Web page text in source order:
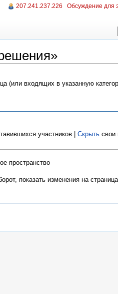
(или входящих в указанную
участников | Скрытьсвои
пространство
показать изменения на
207.241.237.226 Обсуждение для